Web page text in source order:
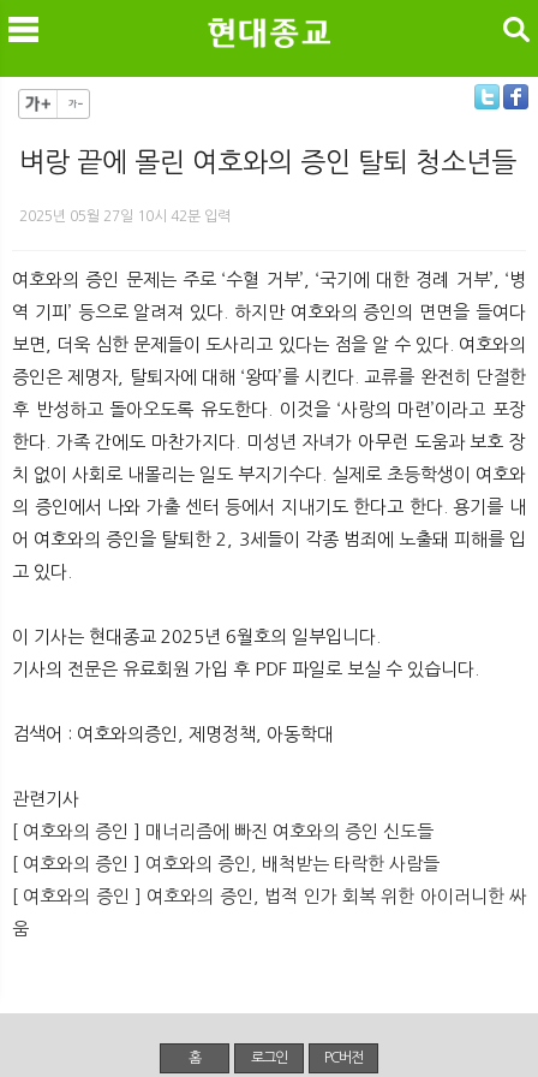
검색
벼랑 끝에 몰린 여호와의 증인 탈퇴 청소년들
2025년 05월 27일 10시 42분 입력
여호와의 증인 문제는 주로 ‘수혈 거부’, ‘국기에 대한 경례 거부’, ‘병
역 기피’ 등으로 알려져 있다. 하지만 여호와의 증인의 면면을 들여다
보면, 더욱 심한 문제들이 도사리고 있다는 점을 알 수 있다. 여호와의
증인은 제명자, 탈퇴자에 대해 ‘왕따’를 시킨다. 교류를 완전히 단절한
후 반성하고 돌아오도록 유도한다. 이것을 ‘사랑의 마련’이라고 포장
한다. 가족 간에도 마찬가지다. 미성년 자녀가 아무런 도움과 보호 장
치 없이 사회로 내몰리는 일도 부지기수다. 실제로 초등학생이 여호와
의 증인에서 나와 가출 센터 등에서 지내기도 한다고 한다. 용기를 내
어 여호와의 증인을 탈퇴한 2, 3세들이 각종 범죄에 노출돼 피해를 입
고 있다.
이 기사는 현대종교 2025년 6월호의 일부입니다.
기사의 전문은 유료회원 가입 후 PDF 파일로 보실 수 있습니다.
검색어 : 여호와의증인, 제명정책, 아동학대
관련기사
[ 여호와의 증인 ] 매너리즘에 빠진 여호와의 증인 신도들
[ 여호와의 증인 ] 여호와의 증인, 배척받는 타락한 사람들
[ 여호와의 증인 ] 여호와의 증인, 법적 인가 회복 위한 아이러니한 싸
움
홈 로그인 PC버전